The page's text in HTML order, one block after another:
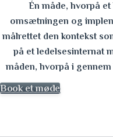
Én måde, hvorpå
omsætningen og
målrettet den kontekst
på et ledelsesinternat
måden, hvorpå i
Book et møde